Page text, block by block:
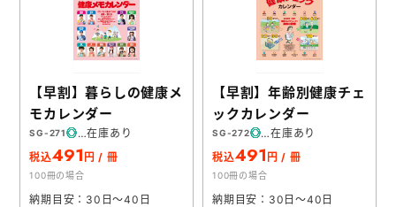
【早割】暮らしの健康メ
モカレンダー
SG-271
在庫あり
税込491 円 / 冊
100冊の場合
納期目安：30日～40日
【早割】年齢別健康チェ
ックカレンダー
SG-272
在庫あり
税込491 円 / 冊
100冊の場合
納期目安：30日～40日